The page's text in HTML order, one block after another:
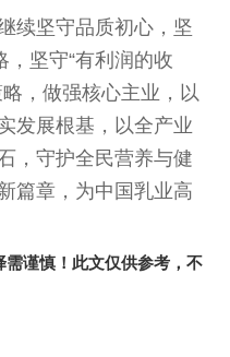
续坚守品质初心，坚
，坚守“有利润的收
，做强核心主业，以
发展根基，以全产业
，守护全民营养与健
篇章，为中国乳业高
谨慎！此文仅供参考，不